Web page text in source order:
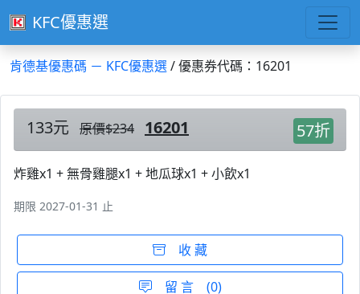
KFC優惠選
肯德基優惠碼 － KFC優惠選/ 優惠券代碼：16201
133元 原價$234 16201 57折
炸雞x1 + 無骨雞腿x1 + 地瓜球x1 + 小飲x1
期限 2027-01-31 止
收 藏
留 言 (0)